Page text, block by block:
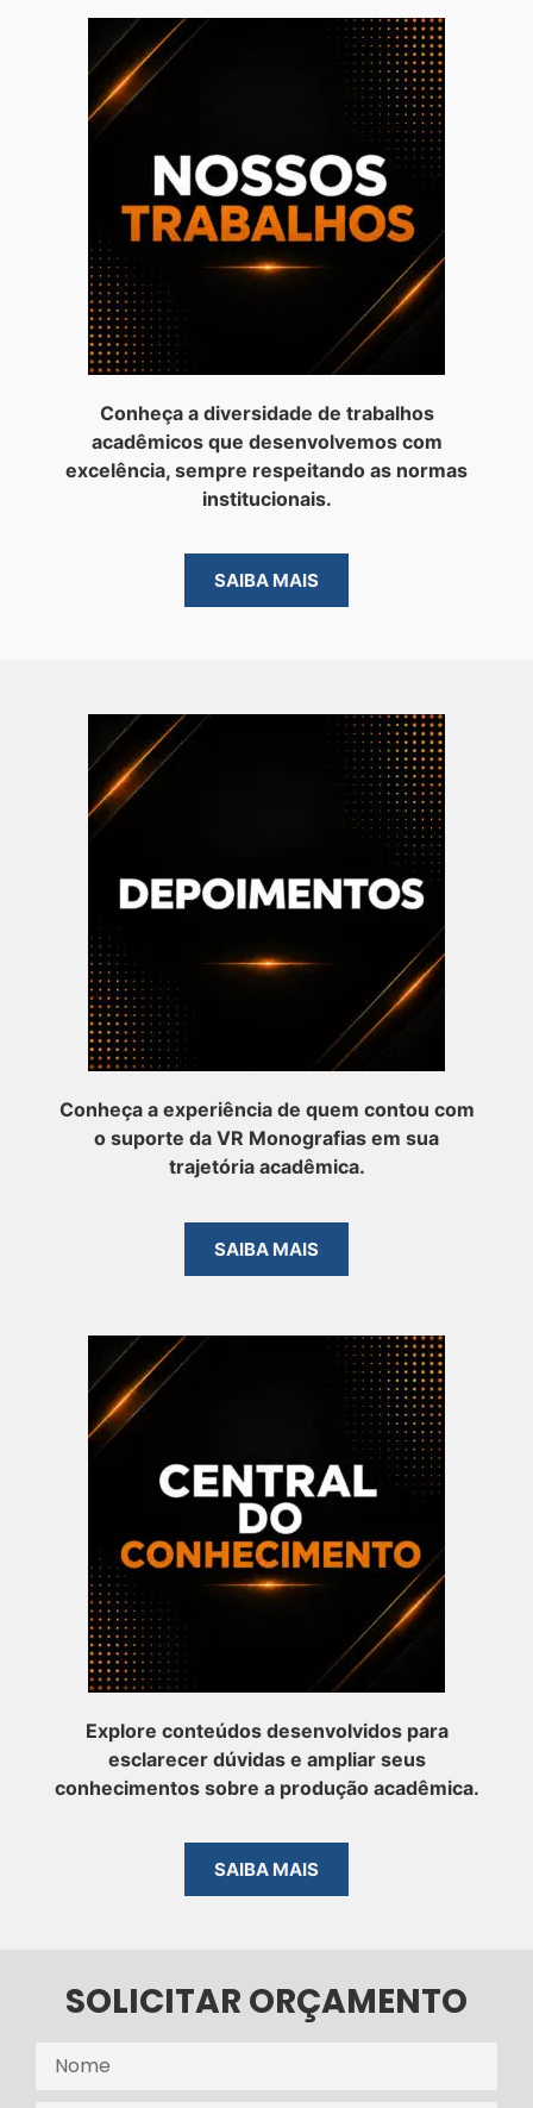
Conheça a diversidade de trabalhos
acadêmicos que desenvolvemos com
excelência, sempre respeitando as normas
institucionais.
SAIBA MAIS
Conheça a experiência de quem contou com
o suporte da VR Monografias em sua
trajetória acadêmica.
SAIBA MAIS
Explore conteúdos desenvolvidos para
esclarecer dúvidas e ampliar seus
conhecimentos sobre a produção acadêmica.
SAIBA MAIS
SOLICITAR ORÇAMENTO